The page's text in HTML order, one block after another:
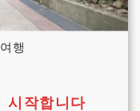
행
시작합니다